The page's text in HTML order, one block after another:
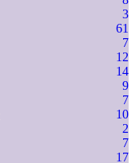
3
61
7
12
14
9
7
10
2
7
17